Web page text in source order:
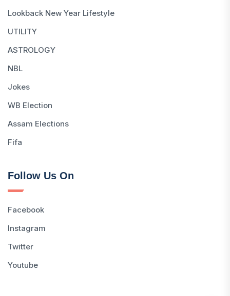
Lookback New Year Lifestyle
UTILITY
ASTROLOGY
NBL
Jokes
WB Election
Assam Elections
Fifa
Follow Us On
Facebook
Instagram
Twitter
Youtube